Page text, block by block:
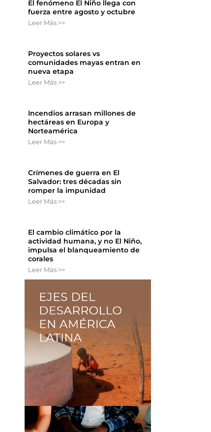
El fenómeno El Niño llega con
fuerza entre agosto y octubre
Leer Más >>
Proyectos solares vs
comunidades mayas entran en
nueva etapa
Leer Más >>
Incendios arrasan millones de
hectáreas en Europa y
Norteamérica
Leer Más >>
Crímenes de guerra en El
Salvador: tres décadas sin
romper la impunidad
Leer Más >>
El cambio climático por la
actividad humana, y no El Niño,
impulsa el blanqueamiento de
corales
Leer Más >>